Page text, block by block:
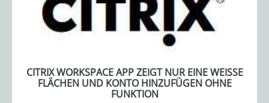
CITRIX WORKSPACE APP ZEIGT NUR EINE WEISSE F
LÄCHEN UND KONTO HINZUFÜGEN OHNE F
UNKTION